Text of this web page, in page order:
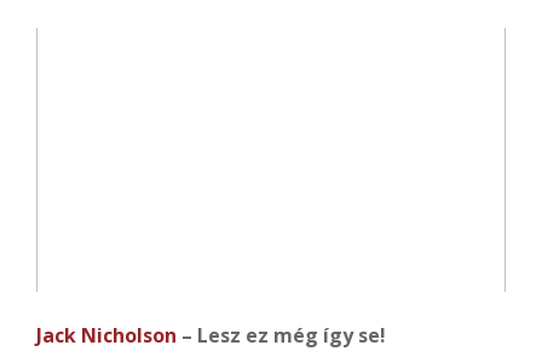
Jack Nicholson – Lesz ez még így se!